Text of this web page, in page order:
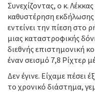
Συνεχίζοντας, ο κ.
καθυστέρηση
εντείνει την πίεση στο
μιας καταστροφικής
διεθνής επιστημονική
έναν σεισμό 7,8 Ρίχτερ
Δεν έγινε. Είχαμε πέσει
το χρονικό διάστημα,